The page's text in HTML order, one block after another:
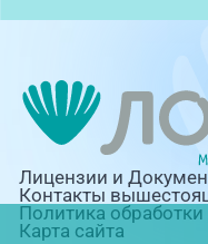
Лицензии и
Контакты
Политика
Карта сайта